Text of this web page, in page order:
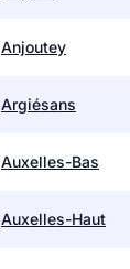
Anjoutey
Argiésans
Auxelles-Bas
Auxelles-Haut